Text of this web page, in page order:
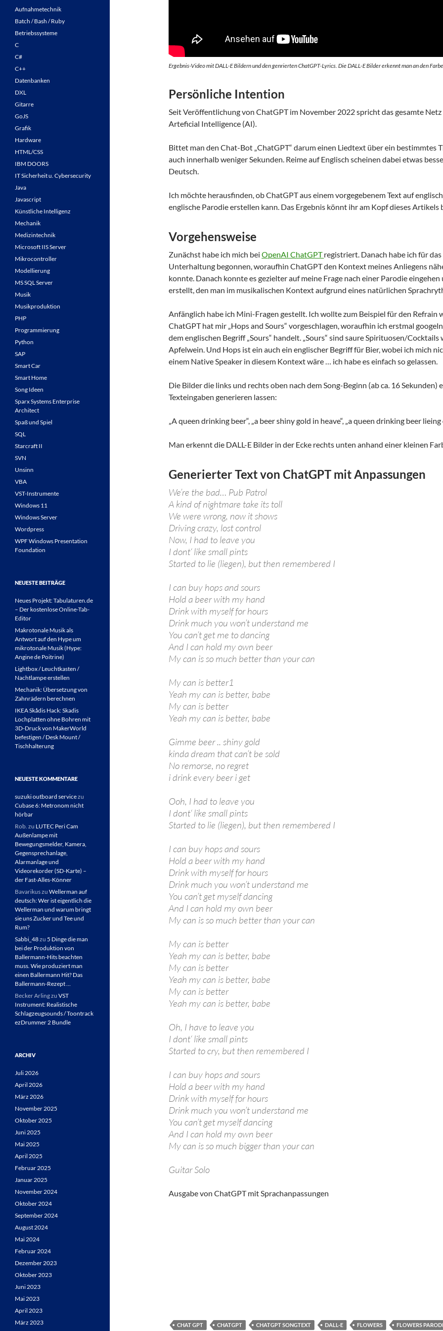
Ergebnis-Video mit DALL-E Bildern und den genrierten ChatGPT-Lyrics. Die DALL-E Bilder erkennt man an den
Persönliche Intention
Seit Veröffentlichung von ChatGPT im November 2022 spricht das gesamte
Arteficial Intelligence (AI).
Bittet man den Chat-Bot „ChatGPT“ darum einen Liedtext über ein bestimmtes
auch innerhalb weniger Sekunden. Reime auf Englisch scheinen dabei etwas
Deutsch.
Ich möchte herausfinden, ob ChatGPT aus einem vorgegebenem Text auf
englische Parodie erstellen kann. Das Ergebnis könnt ihr am Kopf dieses Artikels
Vorgehensweise
Zunächst habe ich mich bei OpenAI ChatGPTregistriert. Danach habe ich für
Unterhaltung begonnen, woraufhin ChatGPT den Kontext meines Anliegens
konnte. Danach konnte es gezielter auf meine Frage nach einer Parodie
erstellt, den man im musikalischen Kontext aufgrund eines natürlichen
Anfänglich habe ich Mini-Fragen gestellt. Ich wollte zum Beispiel für den Refrain
ChatGPT hat mir „Hops and Sours“ vorgeschlagen, woraufhin ich erstmal
dem englischen Begriff „Sours“ handelt. „Sours“ sind saure Spirituosen/Cocktails
Apfelwein. Und Hops ist ein auch ein englischer Begriff für Bier, wobei ich mich
einem Native Speaker in diesem Kontext wäre … ich habe es einfach so gelassen.
Die Bilder die links und rechts oben nach dem Song-Beginn (ab ca. 16
Texteingaben generieren lassen:
„A queen drinking beer“, „a beer shiny gold in heave“, „a queen drinking beer
Man erkennt die DALL-E Bilder in der Ecke rechts unten anhand einer kleinen
Generierter Text von ChatGPT mit Anpassungen
We’re the bad… Pub Patrol
A kind of nightmare take its toll
We were wrong, now it shows
Driving crazy, lost control
Now, I had to leave you
I dont‘ like small pints
Started to lie (liegen), but then remembered I
I can buy hops and sours
Hold a beer with my hand
Drink with myself for hours
Drink much you won’t understand me
You can’t get me to dancing
And I can hold my own beer
My can is so much better than your can
My can is better1
Yeah my can is better, babe
My can is better
Yeah my can is better, babe
Gimme beer .. shiny gold
kinda dream that can’t be sold
No remorse, no regret
i drink every beer i get
Ooh, I had to leave you
I dont‘ like small pints
Started to lie (liegen), but then remembered I
I can buy hops and sours
Hold a beer with my hand
Drink with myself for hours
Drink much you won’t understand me
You can’t get myself dancing
And I can hold my own beer
My can is so much better than your can
My can is better
Yeah my can is better, babe
My can is better
Yeah my can is better, babe
My can is better
Yeah my can is better, babe
Oh, I have to leave you
I dont‘ like small pints
Started to cry, but then remembered I
I can buy hops and sours
Hold a beer with my hand
Drink with myself for hours
Drink much you won’t understand me
You can’t get myself dancing
And I can hold my own beer
My can is so much bigger than your can
Guitar Solo
Ausgabe von ChatGPT mit Sprachanpassungen
CHAT GPT CHATGPT CHATGPT SONGTEXT DALL-E FLOWERS FLOWERS
Aufnahmetechnik
Batch / Bash / Ruby
Betriebssysteme
C
C#
C++
Datenbanken
DXL
Gitarre
GoJS
Grafik
Hardware
HTML/CSS
IBM DOORS
IT Sicherheit u. Cybersecurity
Java
Javascript
Künstliche Intelligenz
Mechanik
Medizintechnik
Microsoft IIS Server
Mikrocontroller
Modellierung
MS SQL Server
Musik
Musikproduktion
PHP
Programmierung
Python
SAP
Smart Car
Smart Home
Song Ideen
Sparx Systems Enterprise
Architect
Spaß und Spiel
SQL
Starcraft II
SVN
Unsinn
VBA
VST-Instrumente
Windows 11
Windows Server
Wordpress
WPF Windows Presentation
Foundation
NEUESTE BEITRÄGE
Neues Projekt: Tabulaturen.de
– Der kostenlose Online-Tab-
Editor
Makrotonale Musik als
Antwort auf den Hype um
mikrotonale Musik (Hype:
Angine de Poitrine)
Lightbox / Leuchtkasten /
Nachtlampe erstellen
Mechanik: Übersetzung von
Zahnrädern berechnen
IKEA Skådis Hack: Skadis
Lochplatten ohne Bohren mit
3D-Druck von MakerWorld
befestigen / Desk Mount /
Tischhalterung
NEUESTE KOMMENTARE
suzuki outboard servicezu
Cubase 6: Metronom nicht
hörbar
Rob. zu LUTEC Peri Cam
Außenlampe mit
Bewegungsmelder, Kamera,
Gegensprechanlage,
Alarmanlage und
Videorekorder (SD-Karte) –
der Fast-Alles-Könner
Bavarikuszu Wellerman auf
deutsch: Wer ist eigentlich die
Wellerman und warum bringt
sie uns Zucker und Tee und
Rum?
Sabbi_48zu 5 Dinge die man
bei der Produktion von
Ballermann-Hits beachten
muss. Wie produziert man
einen Ballermann Hit? Das
Ballermann-Rezept …
Becker Arlingzu VST
Instrument: Realistische
Schlagzeugsounds / Toontrack
ezDrummer 2 Bundle
ARCHIV
Juli 2026
April 2026
März 2026
November 2025
Oktober 2025
Juni 2025
Mai 2025
April 2025
Februar 2025
Januar 2025
November 2024
Oktober 2024
September 2024
August 2024
Mai 2024
Februar 2024
Dezember 2023
Oktober 2023
Juni 2023
Mai 2023
April 2023
März 2023